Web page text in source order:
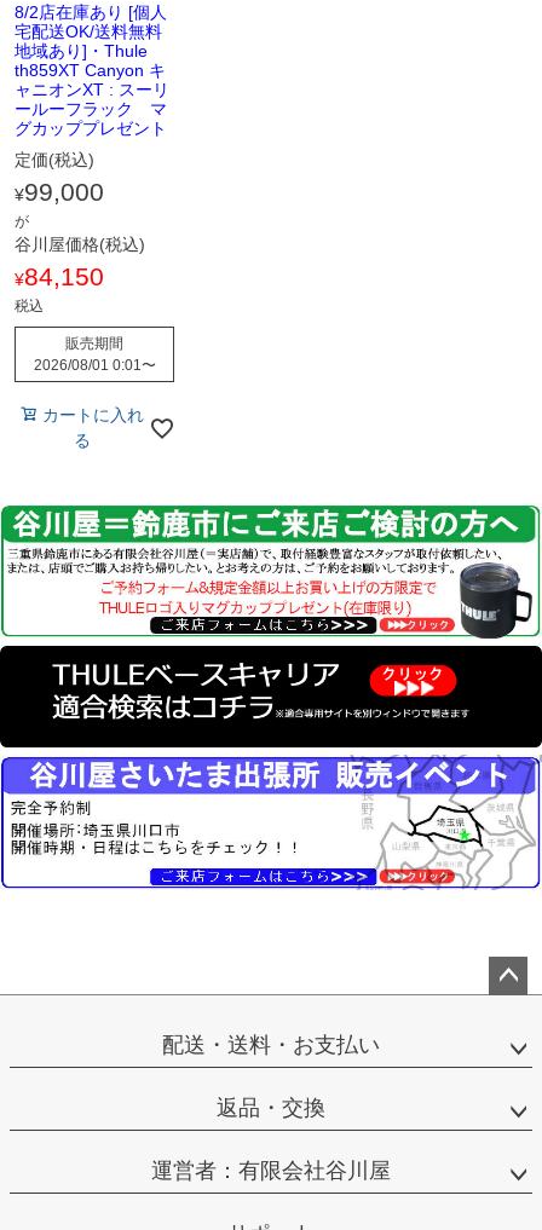
8/2店在庫あり [個人
宅配送OK/送料無料
地域あり]・Thule
th859XT Canyon キ
ャニオンXT : スーリ
ールーフラック マ
グカッププレゼント
定価(税込)
¥99,000
が
谷川屋価格(税込)
¥84,150
税込
販売期間
2026/08/01 0:01 〜
カートに入れ
る
ップ
配送・送料・お支払い
返品・交換
運営者：有限会社谷川屋